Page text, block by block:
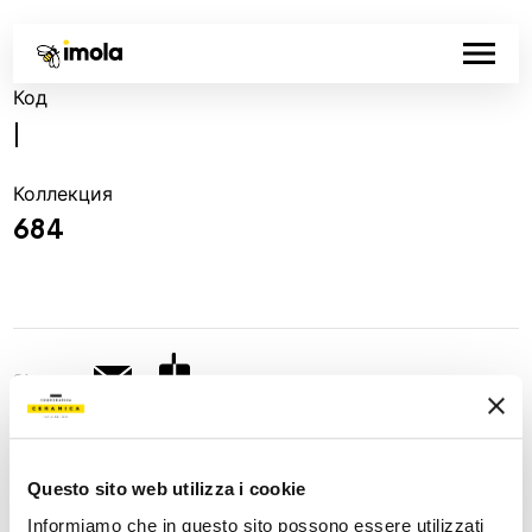
Questo sito web utilizza i cookie
Informiamo che in questo sito possono essere utilizzati
Код
Коллекция
684
Share: